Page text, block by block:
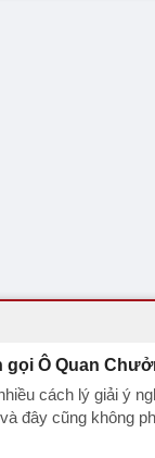
gọi Ô Quan
cách lý giải ý
đây cũng không